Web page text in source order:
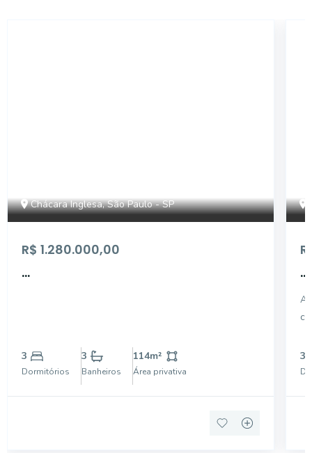
Chácara Inglesa, São Paulo - SP
R$ 1.280.000,00
...
3
Dormitórios
3
Banheiros
114m²
Área privativa
...
3